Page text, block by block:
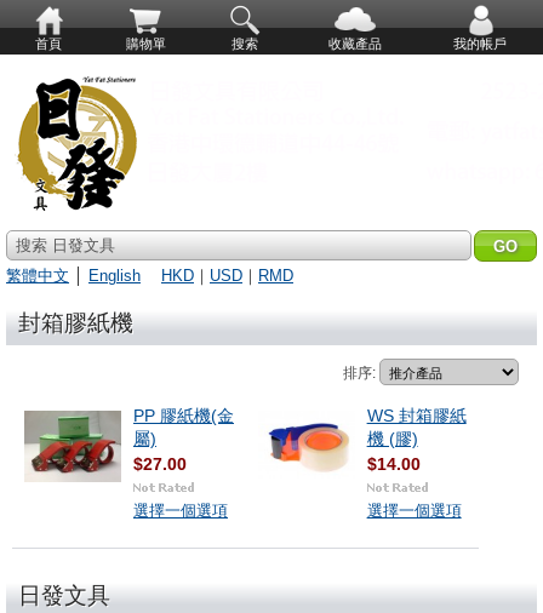
首頁 購物單 搜索 收藏產品 我的帳戶
搜索 日發文具
繁體中文
English HKD ｜ USD ｜ RMD
封箱膠紙機
排序:
PP 膠紙機(金
屬)
$27.00
選擇一個選項
WS 封箱膠紙
機 (膠)
$14.00
選擇一個選項
日發文具